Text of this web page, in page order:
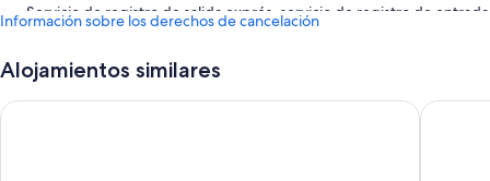
Servicio de registro de salida exprés, servicio de registro de entrada
exprés y un servicio de recepción las 24 horas
Espacios sin humos
Los huéspedes valoran muy positivamente su restaurante, la
amabilidad del personal y su práctica ubicación
Información sobre los derechos de cancelación
Alojamientos similares
Canmore Inn & Suites Rocky